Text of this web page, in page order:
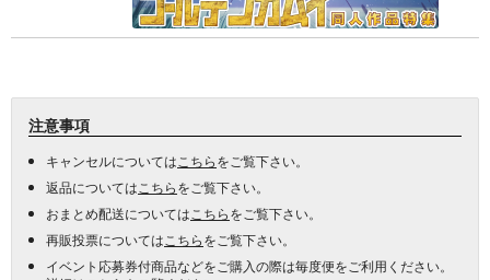
注意事項
キャンセルについては こちらをご覧下さい。
返品については こちらをご覧下さい。
おまとめ配送については こちらをご覧下さい。
再販投票については こちらをご覧下さい。
イベント応募券付商品などをご購入の際は毎度便をご利用ください。